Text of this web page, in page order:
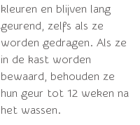
kleuren en blijven lang
geurend, zelfs als ze
worden gedragen. Als ze
in de kast worden
bewaard, behouden ze
hun geur tot 12 weken na
het wassen.